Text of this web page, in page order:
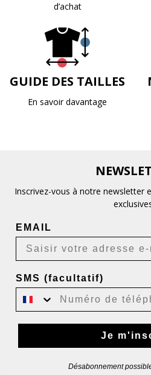
d’achat
GUIDE DES TAILLES
En savoir davantage
Inscrivez-vous à notre newsletter
EMAIL
SMS (facultatif)
Je
Désabonnement